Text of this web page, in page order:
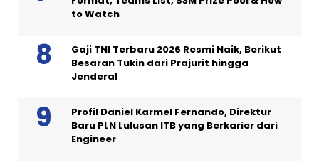
to Watch
Gaji TNI Terbaru 2026 Resmi Naik, Berikut
Besaran Tukin dari Prajurit hingga
Jenderal
Profil Daniel Karmel Fernando, Direktur
Baru PLN Lulusan ITB yang Berkarier dari
Engineer